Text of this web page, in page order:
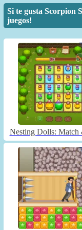
Si te gusta Scorpion
juegos!
Nesting Dolls: